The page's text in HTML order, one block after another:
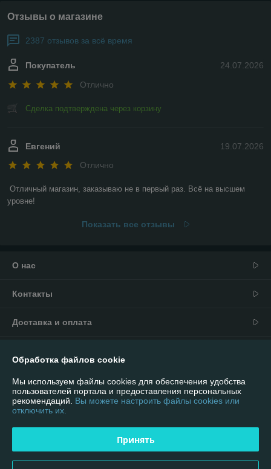
Отзывы о магазине
2387 отзывов за всё время
24.07.2026
Покупатель
Отлично
Сделка подтверждена через корзину
19.07.2026
Евгений
Отлично
Отличный магазин, заказываю не в первый раз. Всё на высшем
уровне!
Показать все отзывы
О нас
Контакты
Доставка и оплата
Полная версия сайта
Политика обработки cookies
Сайт создан на платформе Deal.by
Обработка файлов cookie
Мы используем файлы cookies для обеспечения удобства
пользователей портала и предоставления персональных
рекомендаций. Вы можете настроить файлы cookies или
отключить их.
Принять